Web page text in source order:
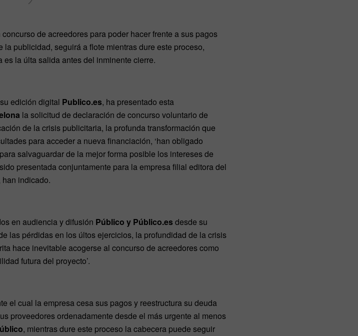
de acreedores para poder hacer frente a sus pagos
publicidad, seguirá a flote mientras dure este proceso,
la últa salida antes del inminente cierre.
edición digital Publico.es, ha presentado esta
la solicitud de declaración de concurso voluntario de
de la crisis publicitaria, la profunda transformación que
para acceder a nueva financiación, ‘han obligado
salvaguardar de la mejor forma posible los intereses de
presentada conjuntamente para la empresa filial editora del
han indicado.
en audiencia y difusión Público y Público.es desde su
las pérdidas en los últos ejercicios, la profundidad de la crisis
hace inevitable acogerse al concurso de acreedores como
futura del proyecto’.
el cual la empresa cesa sus pagos y reestructura su deuda
proveedores ordenadamente desde el más urgente al menos
, mientras dure este proceso la cabecera puede seguir